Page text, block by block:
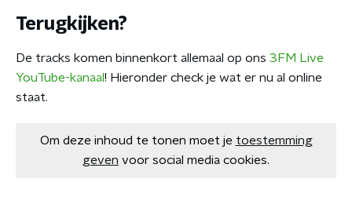
Terugkijken?
De tracks komen binnenkort allemaal op ons 3FM Live
YouTube-kanaal! Hieronder check je wat er nu al online
staat.
Om deze inhoud te tonen moet je toestemming
geven voor social media cookies.